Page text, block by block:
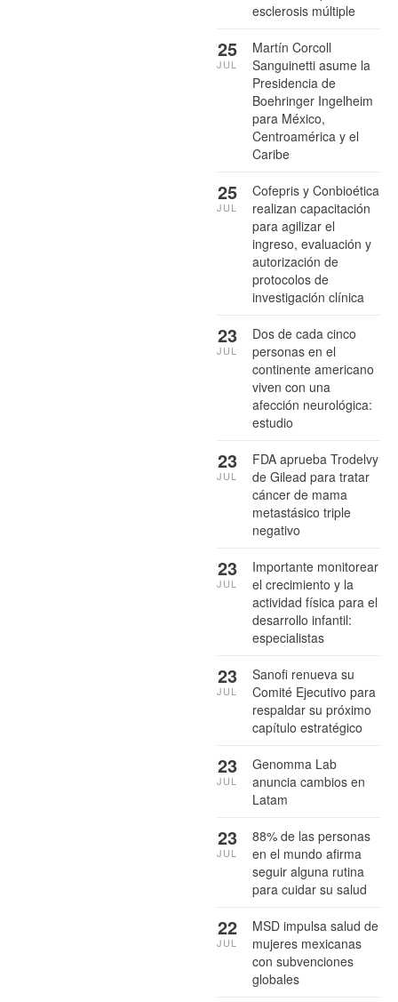
esclerosis múltiple
Martín Corcoll
Sanguinetti asume la
Presidencia de
Boehringer Ingelheim
para México,
Centroamérica y el
Caribe
25
JUL
Cofepris y Conbioética
realizan capacitación
para agilizar el
ingreso, evaluación y
autorización de
protocolos de
investigación clínica
25
JUL
Dos de cada cinco
personas en el
continente americano
viven con una
afección neurológica:
estudio
23
JUL
FDA aprueba Trodelvy
de Gilead para tratar
cáncer de mama
metastásico triple
negativo
23
JUL
Importante monitorear
el crecimiento y la
actividad física para el
desarrollo infantil:
especialistas
23
JUL
Sanofi renueva su
Comité Ejecutivo para
respaldar su próximo
capítulo estratégico
23
JUL
Genomma Lab
anuncia cambios en
Latam
23
JUL
88% de las personas
en el mundo afirma
seguir alguna rutina
para cuidar su salud
23
JUL
MSD impulsa salud de
mujeres mexicanas
con subvenciones
globales
22
JUL